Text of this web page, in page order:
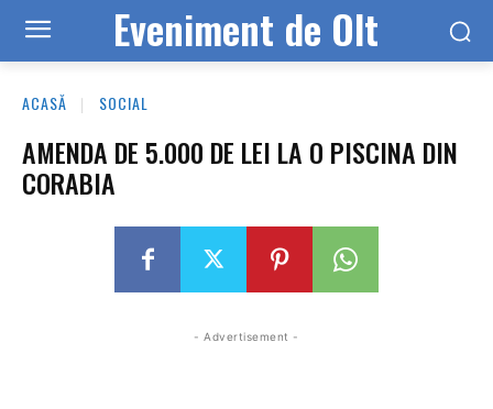
Eveniment de Olt
ACASĂ SOCIAL
AMENDA DE 5.000 DE LEI LA O PISCINA DIN
CORABIA
- Advertisement -